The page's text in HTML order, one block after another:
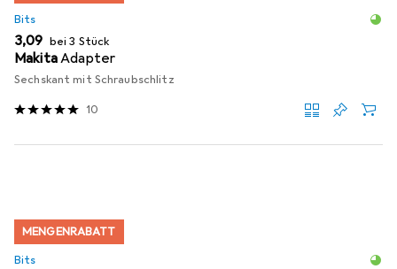
Bits
EUR
3,09 bei 3 Stück
MakitaAdapter
Sechskant mit Schraubschlitz
10
MENGENRABATT
Bits